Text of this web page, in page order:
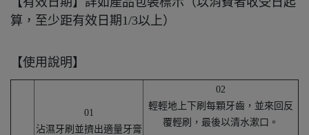
算，至少距有效日期1/3以上）
【使用說明】
01
沾濕牙刷並擠出適量牙膏
02
輕輕地上下刷每顆牙齒，並來回反
覆輕刷，最後以清水漱口。